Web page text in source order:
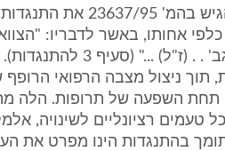
5. ההתנגדות השנייה: הבן . (.)
אחותו, באשר לדבריו:
המנוחה בלחצה של אם היורש
תוך ניצול מצבה הרפואי
תחת השפעה של תרופות. הלה
(ת2/) ובהעדר כל טעמים רציונליים
בהתנגדות הינו מפרט את